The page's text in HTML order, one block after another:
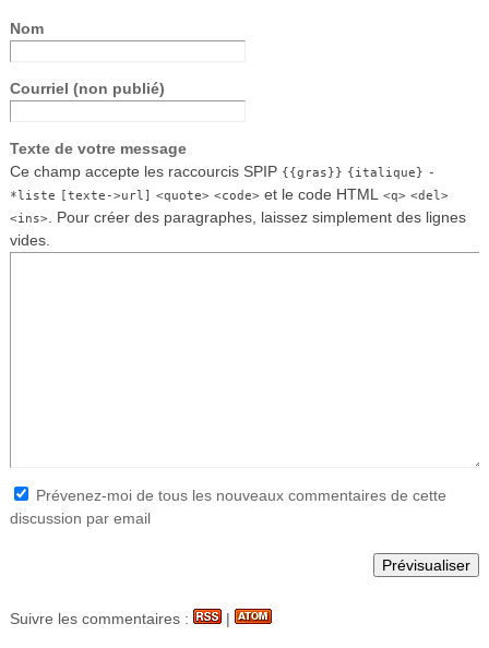
Nom
Courriel (non publié)
Texte de votre message
Ce champ accepte les raccourcis SPIP {{gras}} {italique} -
*liste [texte->url] <quote> <code>et le code HTML <q> <del>
<ins>. Pour créer des paragraphes, laissez simplement des lignes
vides.
Prévenez-moi de tous les nouveaux commentaires de cette
discussion par email
Suivre les commentaires : |